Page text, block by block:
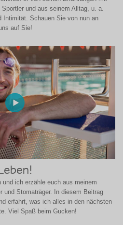
und aus seinem Alltag, u. a.
Intimität. Schauen Sie von nun an
auf Sie!
ich erzähle euch aus meinem
und Stomaträger. In diesem Beitrag
erfahrt, was ich alles in den nächsten
Viel Spaß beim Gucken!